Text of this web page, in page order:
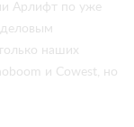
Арлифт по уже
наших
и Cowest, но